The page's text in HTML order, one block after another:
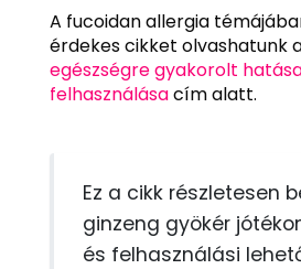
A fucoidan allergia
érdekes cikket olvashatunk
egészségre gyakorolt
felhasználásacím alatt.
Ez a cikk részletesen
ginzeng gyökér
és felhasználási